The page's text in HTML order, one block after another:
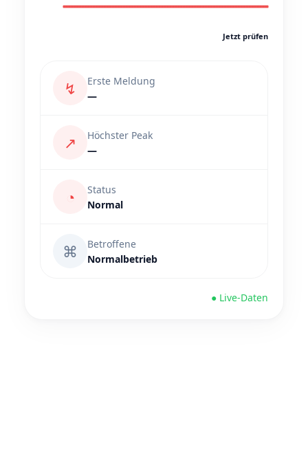
Jetzt prüfen
↯
Erste Meldung
—
↗
Höchster Peak
—
◔
Status
Normal
⌘
Betroffene
Normalbetrieb
● Live-Daten